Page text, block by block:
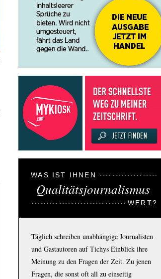
WAS IST IHNEN
Qualitätsjournalismus
WERT?
Täglich schreiben unabhängige Journalisten
und Gastautoren auf Tichys Einblick ihre
Meinung zu den Fragen der Zeit. Zu jenen
Fragen, die sonst oft all zu einseitig